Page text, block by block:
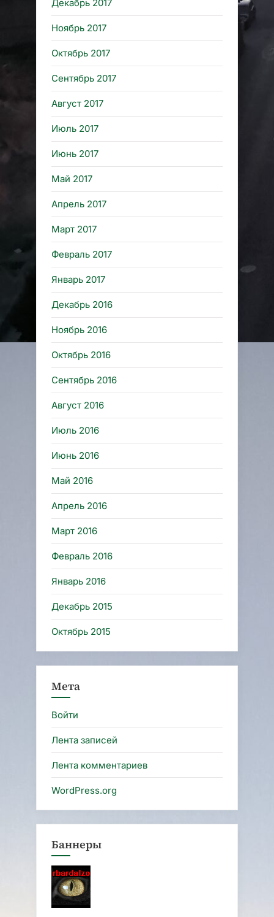
Декабрь 2017
Ноябрь 2017
Октябрь 2017
Сентябрь 2017
Август 2017
Июль 2017
Июнь 2017
Май 2017
Апрель 2017
Март 2017
Февраль 2017
Январь 2017
Декабрь 2016
Ноябрь 2016
Октябрь 2016
Сентябрь 2016
Август 2016
Июль 2016
Июнь 2016
Май 2016
Апрель 2016
Март 2016
Февраль 2016
Январь 2016
Декабрь 2015
Октябрь 2015
Мета
Войти
Лента записей
Лента комментариев
WordPress.org
Баннеры